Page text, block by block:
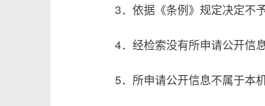
3．依据《条例》规定决定不
4．经检索没有所申请公开信
5．所申请公开信息不属于本